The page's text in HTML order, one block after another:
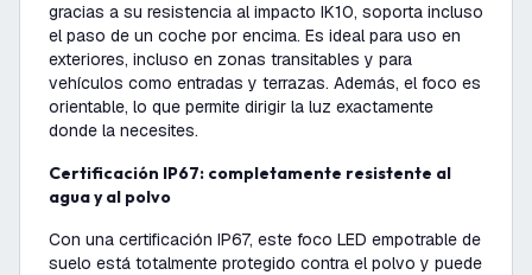
gracias a su resistencia al impacto IK10, soporta incluso
el paso de un coche por encima. Es ideal para uso en
exteriores, incluso en zonas transitables y para
vehículos como entradas y terrazas. Además, el foco es
orientable, lo que permite dirigir la luz exactamente
donde la necesites.
Certificación IP67: completamente resistente al
agua y al polvo
Con una certificación IP67, este foco LED empotrable de
suelo está totalmente protegido contra el polvo y puede